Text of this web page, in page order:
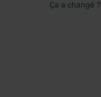
Ça a changé ?